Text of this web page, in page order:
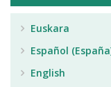
Euskara
Español
English